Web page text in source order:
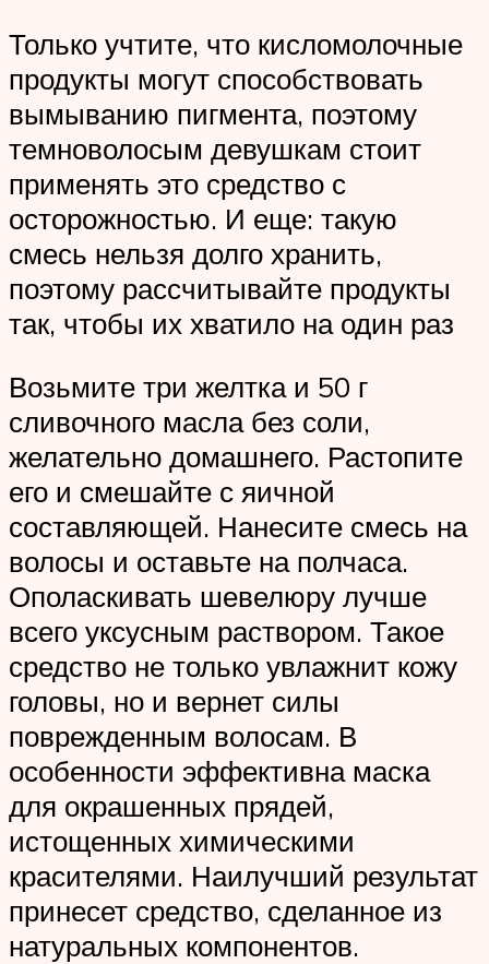
Только учтите, что кисломолочные
продукты могут способствовать
вымыванию пигмента, поэтому
темноволосым девушкам стоит
применять это средство с
осторожностью. И еще: такую
смесь нельзя долго хранить,
поэтому рассчитывайте продукты
так, чтобы их хватило на один раз
Возьмите три желтка и 50 г
сливочного масла без соли,
желательно домашнего. Растопите
его и смешайте с яичной
составляющей. Нанесите смесь на
волосы и оставьте на полчаса.
Ополаскивать шевелюру лучше
всего уксусным раствором. Такое
средство не только увлажнит кожу
головы, но и вернет силы
поврежденным волосам. В
особенности эффективна маска
для окрашенных прядей,
истощенных химическими
красителями. Наилучший результат
принесет средство, сделанное из
натуральных компонентов.